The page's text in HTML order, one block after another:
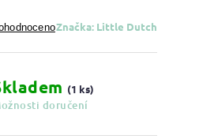
Značka: Little Dutch
(1 ks)
doručení